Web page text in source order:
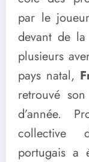
par le
devant de
plusieurs
pays natal,
retrouvé
d’année.
collective
portugais a